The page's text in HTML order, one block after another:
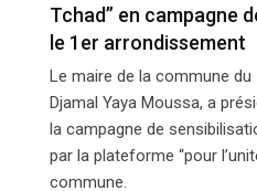
Tchad” en campagne
le 1er arrondissement
Le maire de la commune
Djamal Yaya Moussa, a
la campagne de
par la plateforme “pour
commune.